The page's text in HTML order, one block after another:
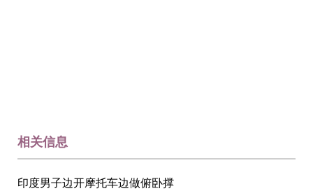
相关信息
印度男子边开摩托车边做俯卧撑